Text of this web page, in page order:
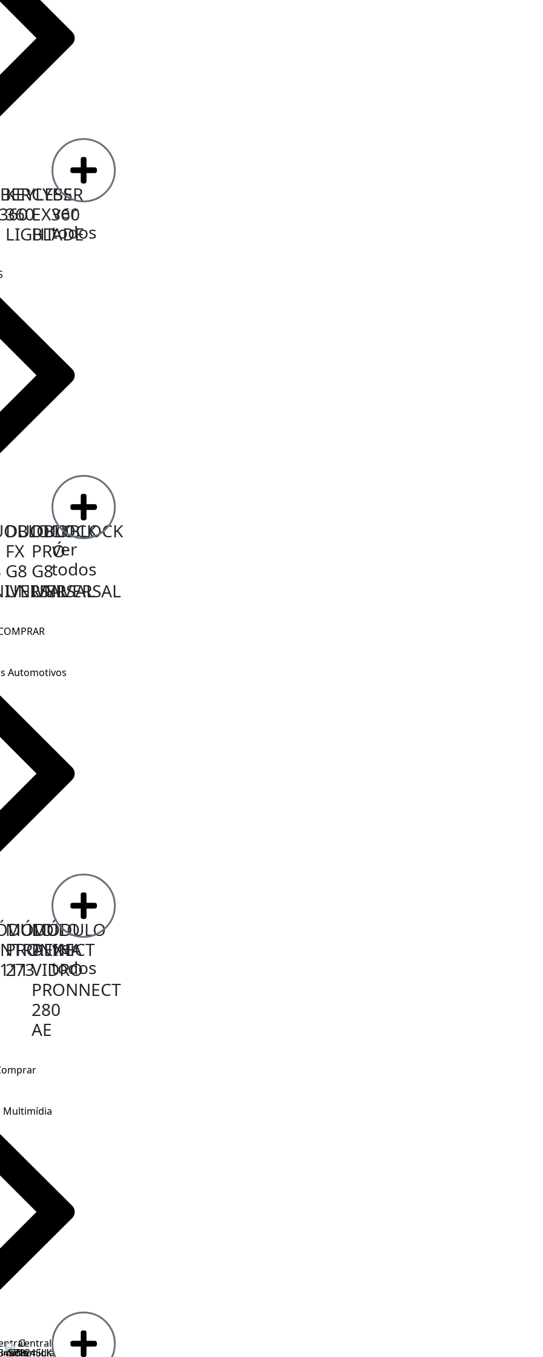
KEYLESS
360
LIGHT
CYBER
EX360
BLADE
ver
todos
DUOBLOCK
FX
G8
UNIVERSAL
DUOBLOCK
PRÓ
G8
UNIVERSAL
ver
todos
Automotivos
MÓDULO
PRONNECT
273
MÓDULO
DE
VIDRO
PRONNECT
280
AE
ver
todos
Multimídia